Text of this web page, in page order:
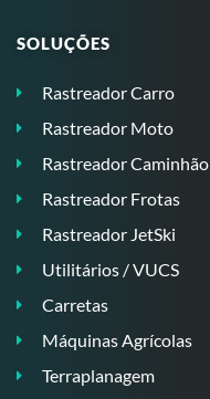
SOLUÇÕES
Rastreador Carro
Rastreador Moto
Rastreador Caminhão
Rastreador Frotas
Rastreador JetSki
Utilitários / VUCS
Carretas
Máquinas Agrícolas
Terraplanagem